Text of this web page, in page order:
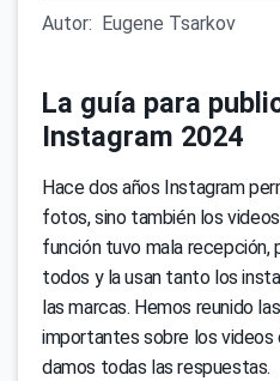
Autor: Eugene Tsarkov
La guía para
Instagram 2024
Hace dos años Instagram
fotos, sino también los
función tuvo mala recepción,
todos y la usan tanto los
las marcas. Hemos reunido
importantes sobre los videos
damos todas las respuestas.